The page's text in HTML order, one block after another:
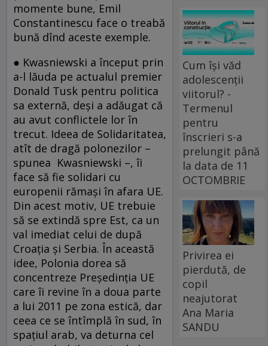
momente bune, Emil
Constantinescu face o treabă
bună dînd aceste exemple.
● Kwasniewski a început prin
a-l lăuda pe actualul premier
Donald Tusk pentru politica
sa externă, deşi a adăugat că
au avut conflictele lor în
trecut. Ideea de Solidaritatea,
atît de dragă polonezilor –
spunea Kwasniewski –, îi
face să fie solidari cu
europenii rămaşi în afara UE.
Din acest motiv, UE trebuie
să se extindă spre Est, ca un
val imediat celui de după
Croaţia şi Serbia. În această
idee, Polonia dorea să
concentreze Preşedinţia UE
care îi revine în a doua parte
a lui 2011 pe zona estică, dar
ceea ce se întîmplă în sud, în
spaţiul arab, va deturna cel
Cum își văd
adolescenții
viitorul? -
Termenul
pentru
înscrieri s-a
prelungit până
la data de 11
OCTOMBRIE
Privirea ei
pierdută, de
copil
neajutorat
Ana Maria
SANDU